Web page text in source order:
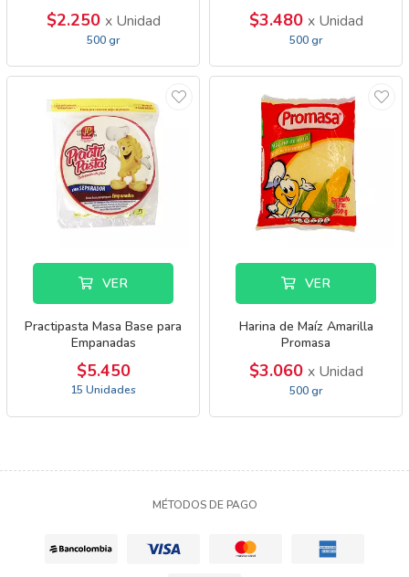
$2.250 x Unidad
500 gr
$3.480 x Unidad
500 gr
VER
Practipasta Masa Base para
Empanadas
$5.450
15 Unidades
VER
Harina de Maíz Amarilla
Promasa
$3.060 x Unidad
500 gr
MÉTODOS DE PAGO